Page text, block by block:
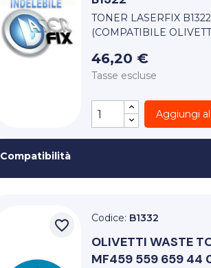
TONER LASERFIX
(COMPATIBILE
46,20 €
Tasse escluse
Aggiungi
Compatibilità
favorite_border Codice: B1332
OLIVETTIWASTE
MF459 559 659 44